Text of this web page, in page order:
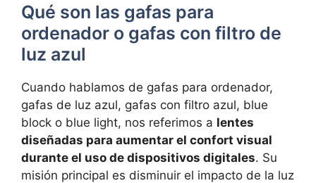
Qué son las gafas para
ordenador o gafas con filtro de
luz azul
Cuando hablamos de gafas para ordenador,
gafas de luz azul, gafas con filtro azul, blue
block o blue light, nos referimos a lentes
diseñadas para aumentar el confort visual
durante el uso de dispositivos digitales. Su
misión principal es disminuir el impacto de la luz